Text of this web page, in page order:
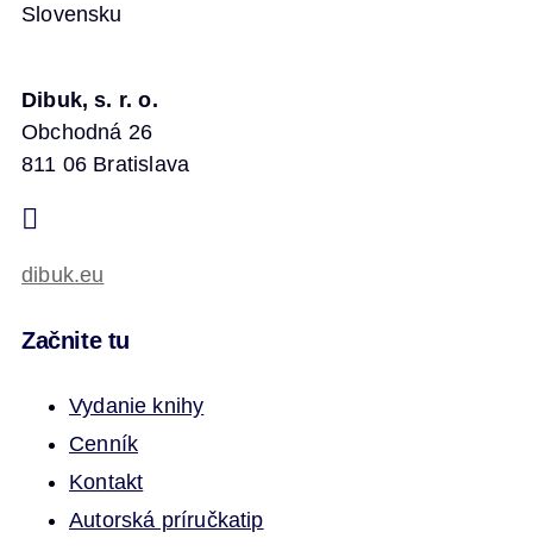
Slovensku
Dibuk, s. r. o.
Obchodná 26
811 06 Bratislava
dibuk.eu
Začnite tu
Vydanie knihy
Cenník
Kontakt
Autorská príručkatip